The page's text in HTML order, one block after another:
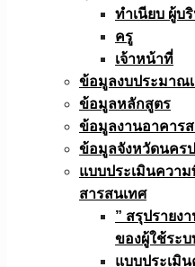
ทำเนียบ ผู้บ
ครู
เจ้าหน้าที่
ข้อมูลงบประมาณเ
ข้อมูลหลักสูตร
ข้อมูลงานอาคาร
ข้อมูลจังหวัดนคร
แบบประเมินควา
สารสนเทศ
” สรุปรายง
ของผู้ใช้ระ
แบบประเมิ